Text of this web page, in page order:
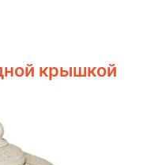
крышкой